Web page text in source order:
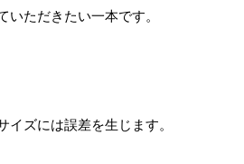
ただきたい一本です。
イズには誤差を生じます。